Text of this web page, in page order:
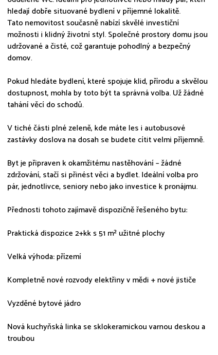
hledají dobře situované bydlení v příjemné lokalitě.
Tato nemovitost současně nabízí skvělé investiční
možnosti i klidný životní styl. Společné prostory domu jsou
udržované a čisté, což garantuje pohodlný a bezpečný
domov.
Pokud hledáte bydlení, které spojuje klid, přírodu a skvělou
dostupnost, mohla by toto být ta správná volba. Už žádné
tahání věcí do schodů.
V tiché části plné zeleně, kde máte les i autobusové
zastávky doslova na dosah se budete cítit velmi příjemně.
Byt je připraven k okamžitému nastěhování – žádné
zdržování, stačí si přinést věci a bydlet. Ideální volba pro
pár, jednotlivce, seniory nebo jako investice k pronájmu.
Přednosti tohoto zajímavě dispozičně řešeného bytu:
Praktická dispozice 2+kk s 51 m² užitné plochy
Velká výhoda: přízemí
Kompletně nové rozvody elektřiny v mědi + nové jističe
Vyzděné bytové jádro
Nová kuchyňská linka se sklokeramickou varnou deskou a
troubou